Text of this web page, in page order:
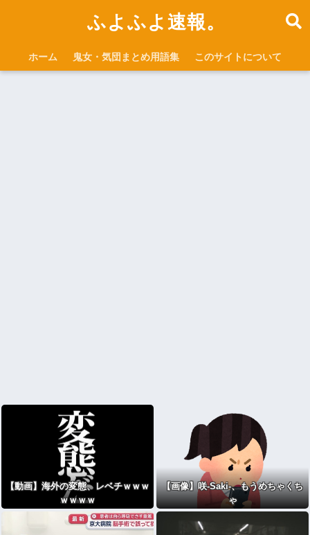
ふよふよ速報。
ホーム 鬼女・気団まとめ用語集 このサイトについて
【動画】海外の変態、レベチｗｗｗ
ｗｗｗｗ
【画像】咲-Saki-、もうめちゃくち
ゃ